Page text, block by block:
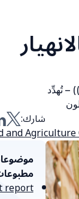
روما/ جنيف (منظمة الأغذية والزراعة للأمم المتحدة (FAO)/ المنظمة العالمية للأرصاد الجوية (WMO)) – تُهدِّد
شارك:
and
report